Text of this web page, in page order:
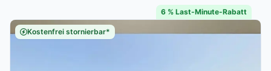
6 % Last-Minute-Rabatt
Kostenfrei stornierbar*